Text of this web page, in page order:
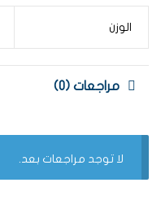
الوزن
مراجعات (0)
لا توجد مراجعات بعد.